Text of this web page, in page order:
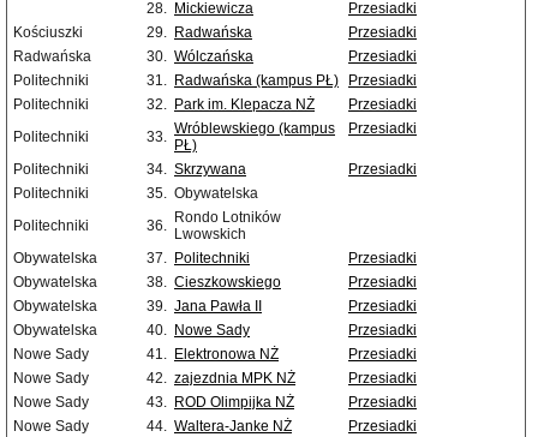
28. Mickiewicza
Przesiadki
Kościuszki
29. Radwańska
Przesiadki
Radwańska
30. Wólczańska
Przesiadki
Politechniki
31. Radwańska (kampus PŁ)
Przesiadki
Politechniki
32. Park im. Klepacza NŻ
Przesiadki
Politechniki
33. Wróblewskiego (kampus
PŁ)
Przesiadki
Politechniki 34. Skrzywana
Przesiadki
Politechniki
35. Obywatelska
Politechniki
36. Rondo Lotników
Lwowskich
Obywatelska
37. Politechniki
Przesiadki
Obywatelska
38. Cieszkowskiego
Przesiadki
Obywatelska
39. Jana Pawła II
Przesiadki
Obywatelska
40. Nowe Sady
Przesiadki
Nowe Sady
41. Elektronowa NŻ
Przesiadki
Nowe Sady
42. zajezdnia MPK NŻ
Przesiadki
Nowe Sady
43. ROD Olimpijka NŻ
Przesiadki
Nowe Sady
44. Waltera-Janke NŻ
Przesiadki